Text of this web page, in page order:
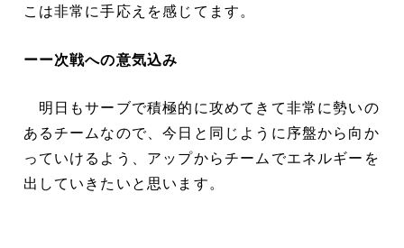
こは非常に手応えを感じてます。
ーー次戦への意気込み
明日もサーブで積極的に攻めてきて非常に勢いの
あるチームなので、今日と同じように序盤から向か
っていけるよう、アップからチームでエネルギーを
出していきたいと思います。